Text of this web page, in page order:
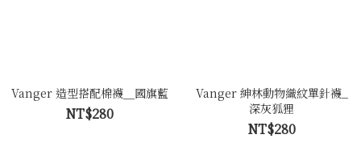
Vanger 造型搭配棉襪＿國旗藍
NT$280
Vanger 紳林動物織紋單針襪_
深灰狐狸
NT$280